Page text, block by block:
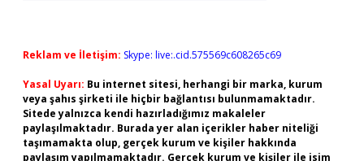
Reklam ve İletişim: Skype: live:.cid.575569c608265c69
Yasal Uyarı: Bu internet sitesi, herhangi bir marka, kurum
veya şahıs şirketi ile hiçbir bağlantısı bulunmamaktadır.
Sitede yalnızca kendi hazırladığımız makaleler
paylaşılmaktadır. Burada yer alan içerikler haber niteliği
taşımamakta olup, gerçek kurum ve kişiler hakkında
paylaşım yapılmamaktadır. Gerçek kurum ve kişiler ile isim